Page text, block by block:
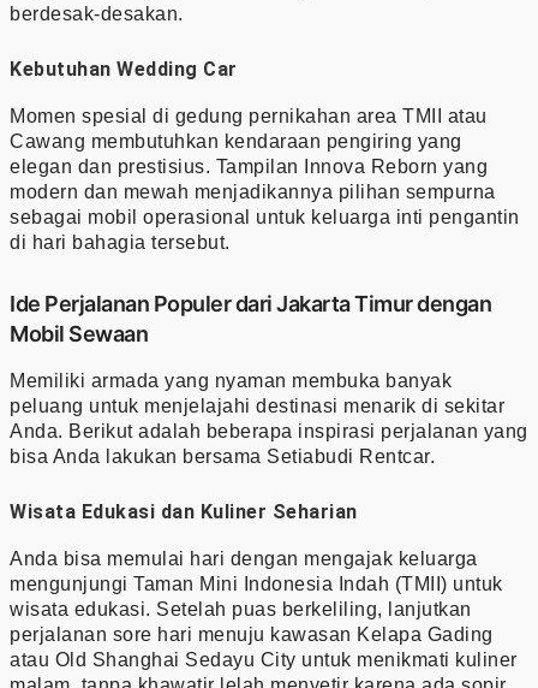
berdesak-desakan.
Kebutuhan Wedding Car
Momen spesial di gedung pernikahan area TMII atau
Cawang membutuhkan kendaraan pengiring yang
elegan dan prestisius. Tampilan Innova Reborn yang
modern dan mewah menjadikannya pilihan sempurna
sebagai mobil operasional untuk keluarga inti pengantin
di hari bahagia tersebut.
Ide Perjalanan Populer dari Jakarta Timur dengan
Mobil Sewaan
Memiliki armada yang nyaman membuka banyak
peluang untuk menjelajahi destinasi menarik di sekitar
Anda. Berikut adalah beberapa inspirasi perjalanan yang
bisa Anda lakukan bersama Setiabudi Rentcar.
Wisata Edukasi dan Kuliner Seharian
Anda bisa memulai hari dengan mengajak keluarga
mengunjungi Taman Mini Indonesia Indah (TMII) untuk
wisata edukasi. Setelah puas berkeliling, lanjutkan
perjalanan sore hari menuju kawasan Kelapa Gading
atau Old Shanghai Sedayu City untuk menikmati kuliner